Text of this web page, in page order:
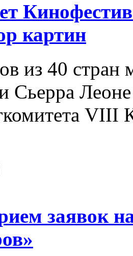
картин
из 40 стран
Сьерра
VIII
заявок